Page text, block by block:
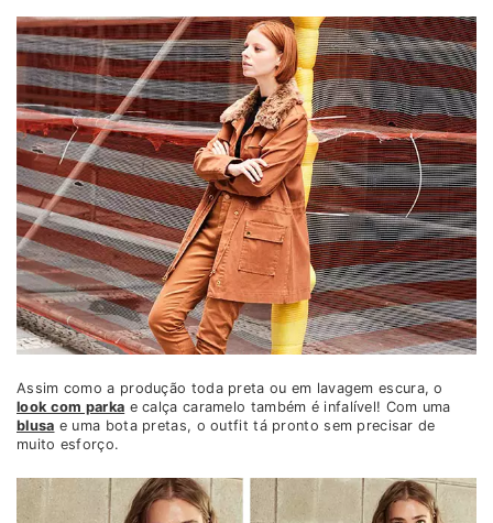
Assim como a produção toda preta ou em lavagem escura, o
look com parka e calça caramelo também é infalível! Com uma
blusa e uma bota pretas, o outfit tá pronto sem precisar de
muito esforço.